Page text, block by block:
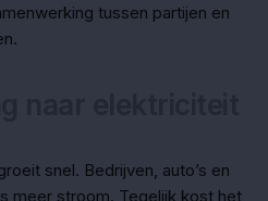
tussen partijen en
snel. Bedrijven, auto’s en
meer stroom. Tegelijk kost het